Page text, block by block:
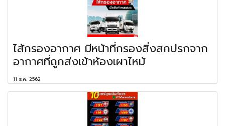
ไส้กรองอากาศ มีหน้าที่กรองสิ่งสกปรกจาก
อากาศที่ถูกส่งเข้าห้องเผาไหม้
11 ธ.ค. 2562